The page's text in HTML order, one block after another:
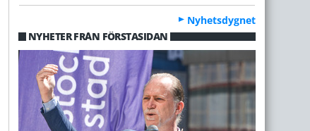
Nyhetsdygnet
NYHETER FRÅN FÖRSTASIDAN